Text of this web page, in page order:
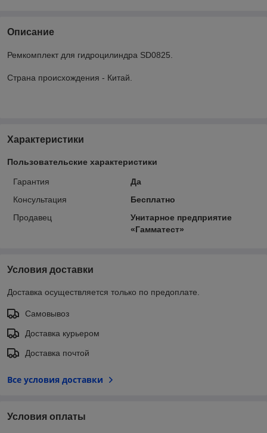
Описание
Ремкомплект для гидроцилиндра SD0825.
Страна происхождения - Китай.
Характеристики
Пользовательские характеристики
Гарантия
Да
Консультация
Бесплатно
Продавец
Унитарное предприятие
«Гамматест»
Условия доставки
Доставка осуществляется только по предоплате.
Самовывоз
Доставка курьером
Доставка почтой
Все условия доставки
Условия оплаты